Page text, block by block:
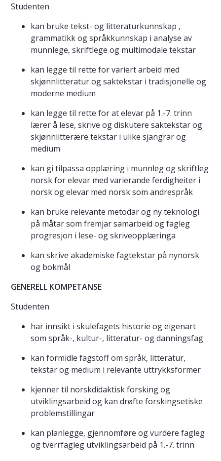
Studenten
kan bruke tekst- og litteraturkunnskap ,
grammatikk og språkkunnskap i analyse av
munnlege, skriftlege og multimodale tekstar
kan legge til rette for variert arbeid med
skjønnlitteratur og saktekstar i tradisjonelle og
moderne medium
kan legge til rette for at elevar på 1.-7. trinn
lærer å lese, skrive og diskutere saktekstar og
skjønnlitterære tekstar i ulike sjangrar og
medium
kan gi tilpassa opplæring i munnleg og skriftleg
norsk for elevar med varierande ferdigheiter i
norsk og elevar med norsk som andrespråk
kan bruke relevante metodar og ny teknologi
på måtar som fremjar samarbeid og fagleg
progresjon i lese- og skriveopplæringa
kan skrive akademiske fagtekstar på nynorsk
og bokmål
GENERELL KOMPETANSE
Studenten
har innsikt i skulefagets historie og eigenart
som språk-, kultur-, litteratur- og danningsfag
kan formidle fagstoff om språk, litteratur,
tekstar og medium i relevante uttrykksformer
kjenner til norskdidaktisk forsking og
utviklingsarbeid og kan drøfte forskingsetiske
problemstillingar
kan planlegge, gjennomføre og vurdere fagleg
og tverrfagleg utviklingsarbeid på 1.-7. trinn